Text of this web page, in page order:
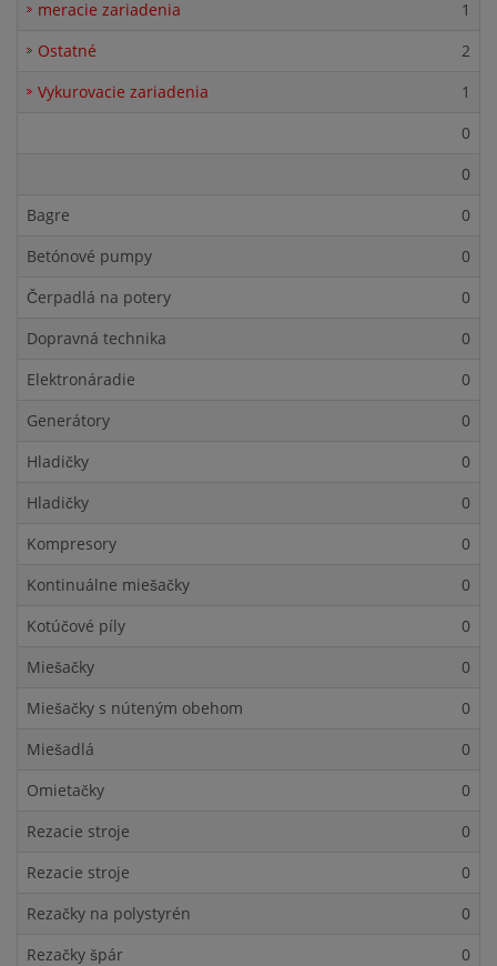
meracie zariadenia
1
Ostatné
2
Vykurovacie zariadenia
1
0
0
Bagre
0
Betónové pumpy
0
Čerpadlá na potery
0
Dopravná technika
0
Elektronáradie
0
Generátory
0
Hladičky
0
Hladičky
0
Kompresory
0
Kontinuálne miešačky
0
Kotúčové píly
0
Miešačky
0
Miešačky s núteným obehom
0
Miešadlá
0
Omietačky
0
Rezacie stroje
0
Rezacie stroje
0
Rezačky na polystyrén
0
Rezačky špár
0